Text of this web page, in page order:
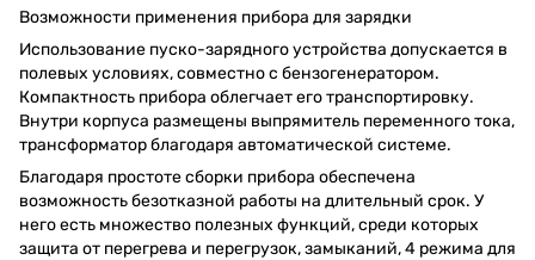
Возможности применения прибора для зарядки
Использование пуско-зарядного устройства допускается в
полевых условиях, совместно с бензогенератором.
Компактность прибора облегчает его транспортировку.
Внутри корпуса размещены выпрямитель переменного тока,
трансформатор благодаря автоматической системе.
Благодаря простоте сборки прибора обеспечена
возможность безотказной работы на длительный срок. У
него есть множество полезных функций, среди которых
защита от перегрева и перегрузок, замыканий, 4 режима для